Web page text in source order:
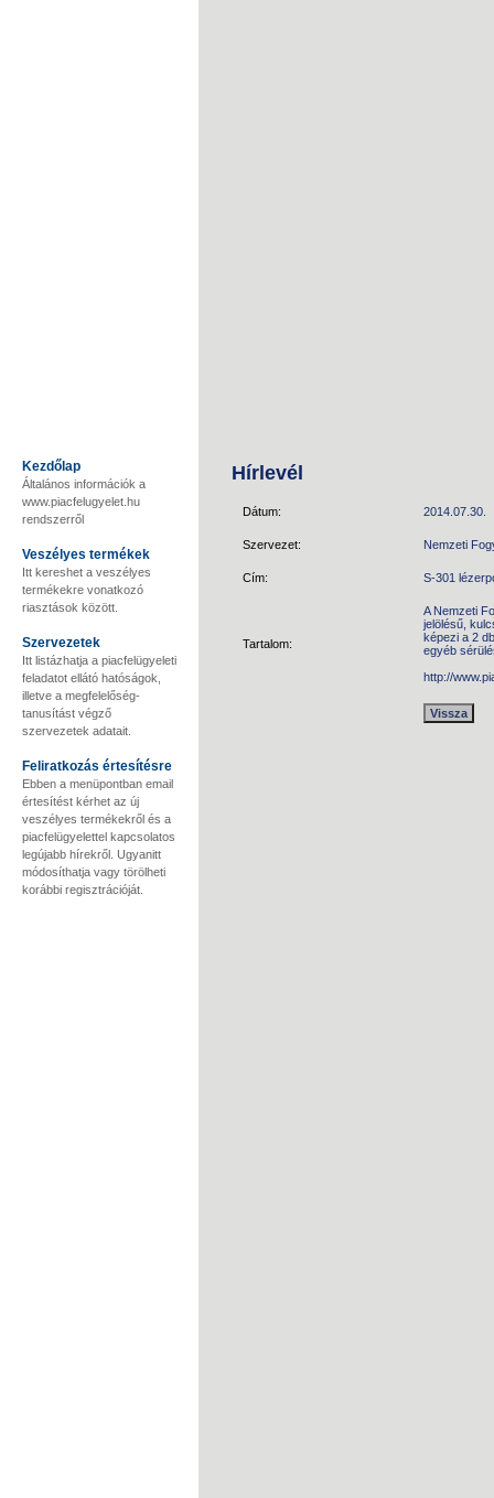
Kezdőlap
Általános információk a
www.piacfelugyelet.hu
rendszerről
Veszélyes termékek
Itt kereshet a veszélyes
termékekre vonatkozó
riasztások között.
Szervezetek
Itt listázhatja a piacfelügyeleti
feladatot ellátó hatóságok,
illetve a megfelelőség-
tanusítást végző
szervezetek adatait.
Feliratkozás értesítésre
Ebben a menüpontban email
értesítést kérhet az új
veszélyes termékekről és a
piacfelügyelettel kapcsolatos
legújabb hírekről. Ugyanitt
módosíthatja vagy törölheti
korábbi regisztrációját.
Hírlevél
Dátum: 2014.07.30.
Szervezet: Nemzeti
Cím: S-301
Tartalom:
A Nemzeti
jelölésű,
képezi a 2
egyéb
http://